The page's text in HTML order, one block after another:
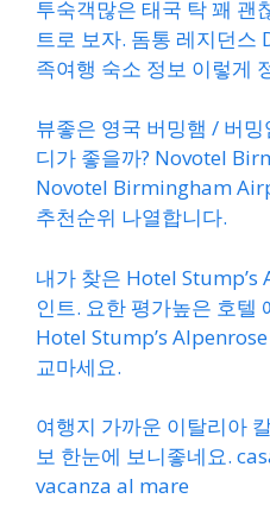
투숙객많은 태국 탁 꽤 괜
트로 보자. 돔통 레지던
족여행 숙소 정보 이렇게
뷰좋은 영국 버밍햄 / 버
디가 좋을까? Novotel
Novotel Birmingham
추천순위 나열합니다.
내가 찾은 Hotel Stump’s
인트. 요한 평가높은 호텔
Hotel Stump’s
교마세요.
여행지 가까운 이탈리아
보 한눈에 보니좋네요.
vacanza al mare